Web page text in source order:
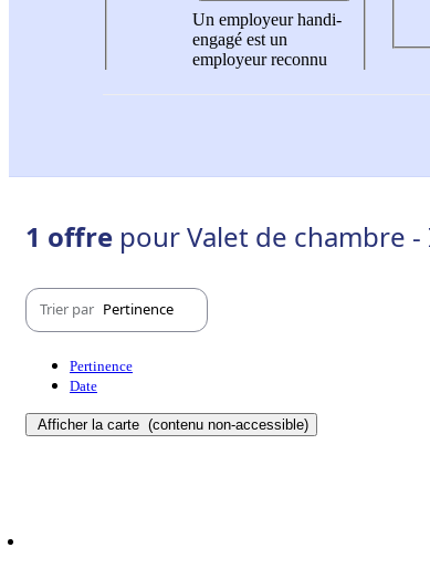
Un employeur handi-
engagé est un
employeur reconnu
1 offre pour Valet de chambre
Trier par Pertinence
Pertinence
Date
Afficher la carte (contenu non-accessible)